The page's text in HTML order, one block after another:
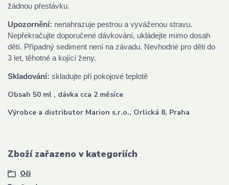
žádnou přestávku.
Upozornění: nenahrazuje pestrou a vyváženou stravu.
Nepřekračujte doporučené dávkování, ukládejte mimo dosah
dětí. Případný sediment není na závadu. Nevhodné pro děti do
3 let, těhotné a kojící ženy.
Skladování: skladujte při pokojové teplotě
Obsah 50 ml , dávka cca 2 měsíce
Výrobce a distributor Marion s.r.o., Orlická 8, Praha
Zboží zařazeno v kategoriích
Oči